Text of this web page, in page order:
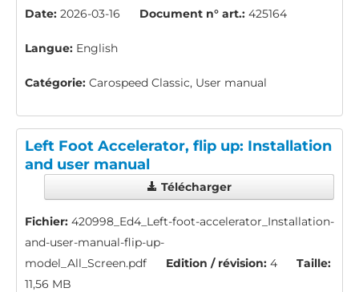
Date: 2026-03-16 Document n° art.: 425164
Langue: English
Catégorie: Carospeed Classic, User manual
Left Foot Accelerator, flip up: Installation
and user manual
Télécharger
Fichier: 420998_Ed4_Left-foot-accelerator_Installation-
and-user-manual-flip-up-
model_All_Screen.pdf
Edition / révision: 4
Taille:
11,56 MB